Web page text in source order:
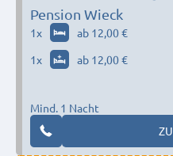
Pension Wieck
1x ab 12,00 €
1x ab 12,00 €
Mind. 1 Nacht